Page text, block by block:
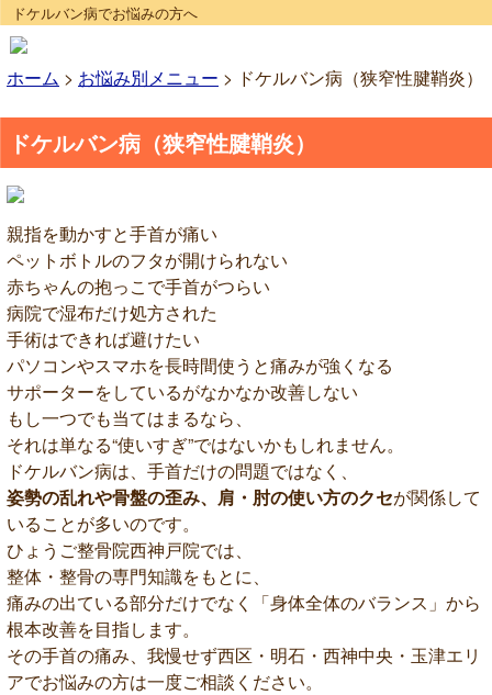
ドケルバン病でお悩みの方へ
ホーム > お悩み別メニュー > ドケルバン病（狭窄性腱鞘炎）
ドケルバン病（狭窄性腱鞘炎）
親指を動かすと手首が痛い
ペットボトルのフタが開けられない
赤ちゃんの抱っこで手首がつらい
病院で湿布だけ処方された
手術はできれば避けたい
パソコンやスマホを長時間使うと痛みが強くなる
サポーターをしているがなかなか改善しない
もし一つでも当てはまるなら、
それは単なる“使いすぎ”ではないかもしれません。
ドケルバン病は、手首だけの問題ではなく、
姿勢の乱れや骨盤の歪み、肩・肘の使い方のクセが関係して
いることが多いのです。
ひょうご整骨院西神戸院では、
整体・整骨の専門知識をもとに、
痛みの出ている部分だけでなく「身体全体のバランス」から
根本改善を目指します。
その手首の痛み、我慢せず西区・明石・西神中央・玉津エリ
アでお悩みの方は一度ご相談ください。